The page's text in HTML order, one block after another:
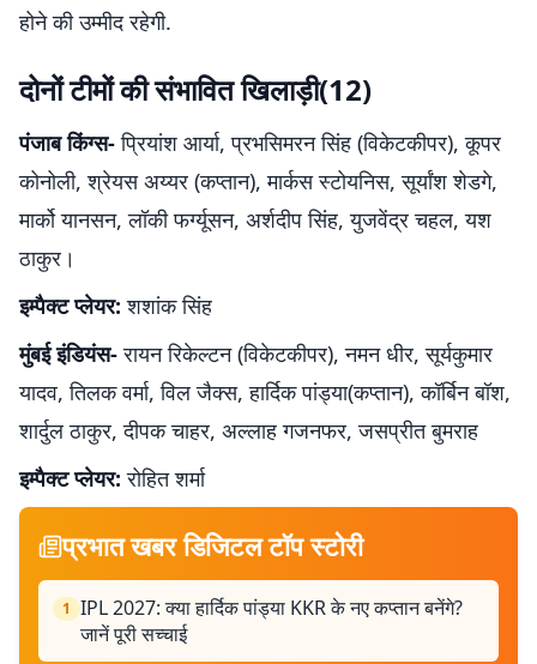
होने की उम्मीद रहेगी.
दोनों टीमों की संभावित खिलाड़ी(12)
पंजाब किंग्स-प्रियांश आर्या, प्रभसिमरन सिंह (विकेटकीपर), कूपर
कोनोली, श्रेयस अय्यर (कप्तान), मार्कस स्टोयनिस, सूर्यांश शेडगे,
मार्को यानसन, लॉकी फर्ग्यूसन, अर्शदीप सिंह, युजवेंद्र चहल, यश
ठाकुर।
इम्पैक्ट प्लेयर:शशांक सिंह
मुंबई इंडियंस-रायन रिकेल्टन (विकेटकीपर), नमन धीर, सूर्यकुमार
यादव, तिलक वर्मा, विल जैक्स, हार्दिक पांड्या(कप्तान), कॉर्बिन बॉश,
शार्दुल ठाकुर, दीपक चाहर, अल्लाह गजनफर, जसप्रीत बुमराह
इम्पैक्ट प्लेयर:रोहित शर्मा
प्रभात खबर डिजिटल टॉप स्टोरी
1 IPL 2027: क्या हार्दिक पांड्या KKR के नए कप्तान बनेंगे?
जानें पूरी सच्चाई